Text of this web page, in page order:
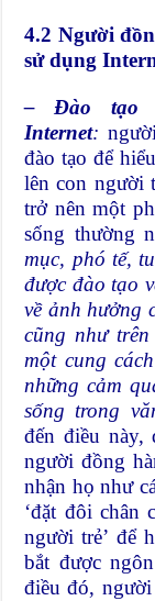
4.2 Người
sử dụng
– Đào tạo
Internet:
đào tạo để
lên con người
trở nên một
sống thường
mục, phó tế,
được đào tạo
về ảnh hưởng
cũng như
một cung
những cảm
sống trong
đến điều
người đồng
nhận họ như
‘đặt đôi chân
người trẻ’ để
bắt được
điều đó, người